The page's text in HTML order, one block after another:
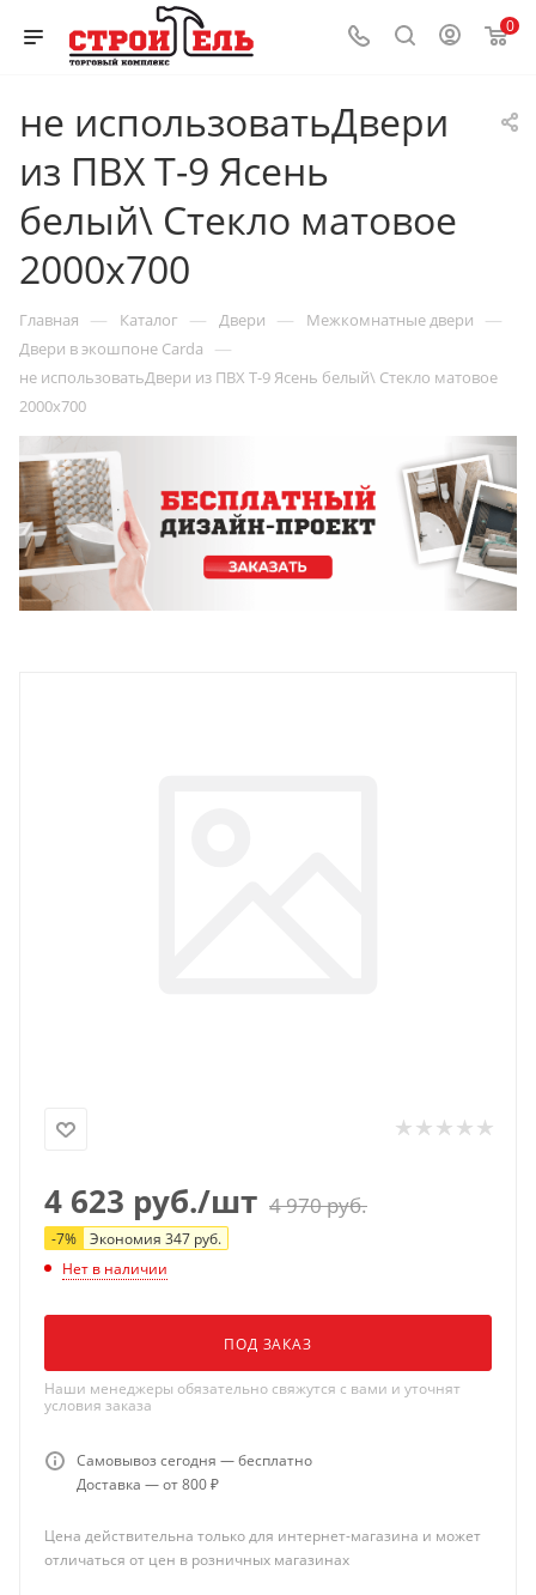
0
не использоватьДвери
из ПВХ Т-9 Ясень
белый\ Стекло матовое
2000x700
Главная — Каталог — Двери — Межкомнатные двери —
Двери в экошпоне Carda —
не использоватьДвери из ПВХ Т-9 Ясень белый\ Стекло матовое
2000x700
4 623 руб./шт 4 970руб.
-7% Экономия 347 руб.
Нет в наличии
ПОД ЗАКАЗ
Наши менеджеры обязательно свяжутся с вами и уточнят
условия заказа
Самовывоз сегодня — бесплатно
Доставка — от 800 ₽
Цена действительна только для интернет-магазина и может
отличаться от цен в розничных магазинах